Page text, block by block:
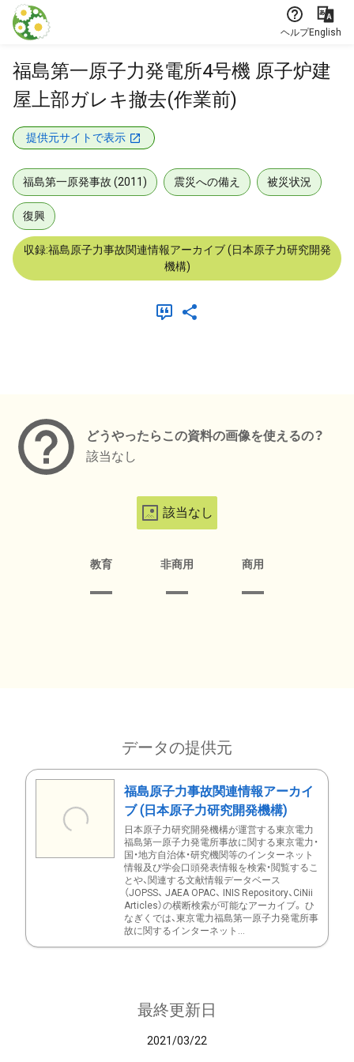
本文に飛ぶ
ヘルプEnglish
福島第一原子力発電所4号機 原子炉建
屋上部ガレキ撤去(作業前)
提供元サイトで表示
福島第一原発事故 (2011) 震災への備え 被災状況
復興
収録:福島原子力事故関連情報アーカイブ (日本原子力研究開発
機構)
どうやったらこの資料の画像を使えるの？
該当なし
該当なし
教育 非商用 商用
データの提供元
福島原子力事故関連情報アーカイ
ブ (日本原子力研究開発機構)
日本原子力研究開発機構が運営する東京電力
福島第一原子力発電所事故に関する東京電力・
国・地方自治体・研究機関等のインターネット
情報及び学会口頭発表情報を検索・閲覧するこ
とや、関連する文献情報データベース
（JOPSS、 JAEA OPAC、 INIS Repository、CiNii
Articles）の横断検索が可能なアーカイブ。 ひ
なぎくでは、東京電力福島第一原子力発電所事
故に関するインターネット...
最終更新日
2021/03/22